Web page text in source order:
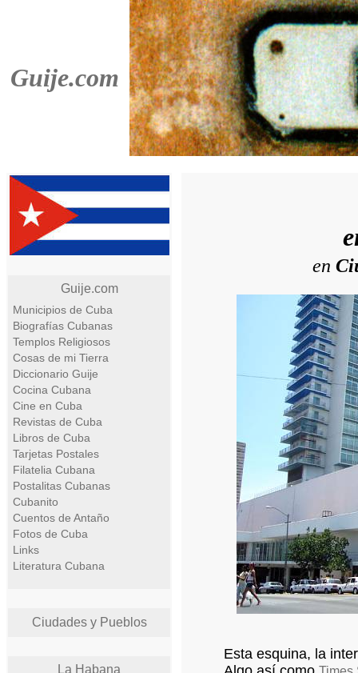
Guije.com
Guije.com
Municipios de Cuba
Biografías Cubanas
Templos Religiosos
Cosas de mi Tierra
Diccionario Guije
Cocina Cubana
Cine en Cuba
Revistas de Cuba
Libros de Cuba
Tarjetas Postales
Filatelia Cubana
Postalitas Cubanas
Cubanito
Cuentos de Antaño
Fotos de Cuba
Links
Literatura Cubana
Ciudades y Pueblos
La Habana
en
Esta esquina, la